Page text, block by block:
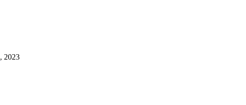
, 2023